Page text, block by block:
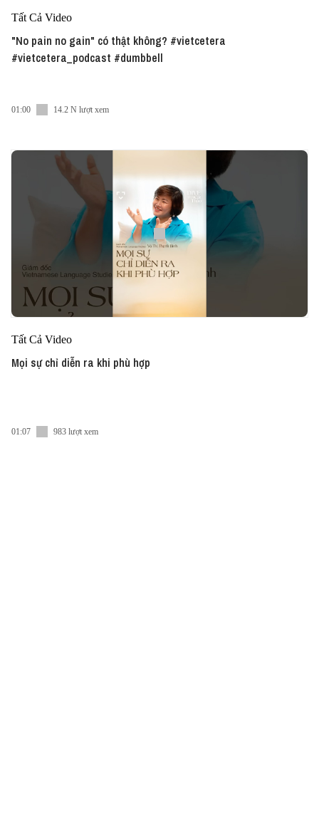
Tất Cả Video
"No pain no gain" có thật không? #vietcetera
#vietcetera_podcast #dumbbell
01:00 14.2 N lượt xem
Tất Cả Video
Mọi sự chỉ diễn ra khi phù hợp
01:07 983 lượt xem